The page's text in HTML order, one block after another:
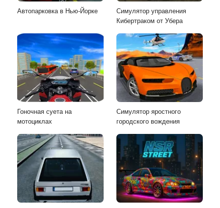
Автопарковка в Нью-Йорке
Симулятор управления
Кибертраком от Убера
Гоночная суета на
мотоциклах
Симулятор яростного
городского вождения